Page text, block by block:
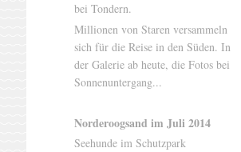
bei Tondern.
Millionen von Staren versammeln
sich für die Reise in den Süden. In
der Galerie ab heute, die Fotos bei
Sonnenuntergang...
Norderoogsand im Juli 2014
Seehunde im Schutzpark